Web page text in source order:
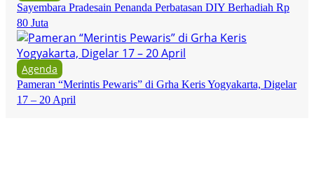
Sayembara Pradesain Penanda Perbatasan DIY Berhadiah Rp
80 Juta
Agenda
Pameran “Merintis Pewaris” di Grha Keris Yogyakarta, Digelar
17 – 20 April